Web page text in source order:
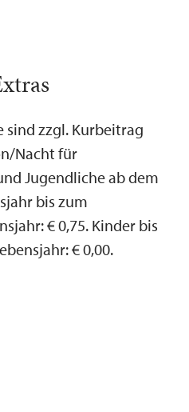
sind zzgl. Kurbeitrag
Nacht für
Jugendliche ab dem
bis zum
€ 0,75. Kinder bis
€ 0,00.